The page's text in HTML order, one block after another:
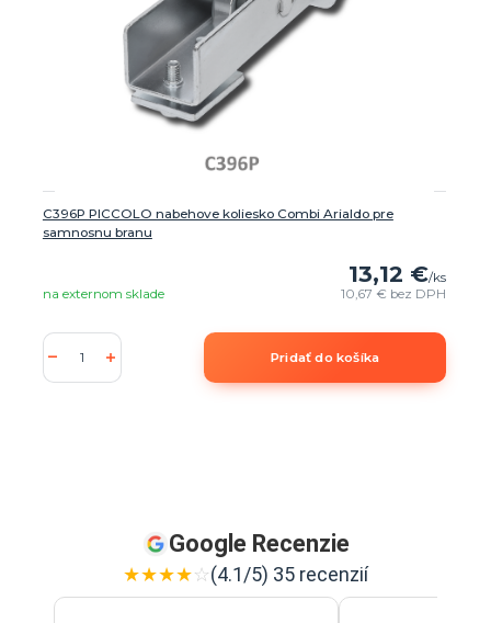
C396P PICCOLO nabehove koliesko Combi Arialdo pre
samnosnu branu
13,12 €/ks
10,67 € bez DPH
na externom sklade
Pridať do košíka
Google Recenzie
★★★★☆(4.1/5) 35 recenzií